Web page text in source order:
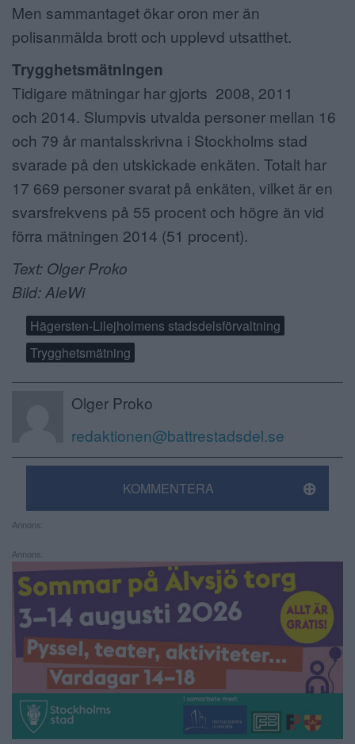
Men sammantaget ökar oron mer än
polisanmälda brott och upplevd utsatthet.
Trygghetsmätningen
Tidigare mätningar har gjorts 2008, 2011
och 2014. Slumpvis utvalda personer mellan 16
och 79 år mantalsskrivna i Stockholms stad
svarade på den utskickade enkäten. Totalt har
17 669 personer svarat på enkäten, vilket är en
svarsfrekvens på 55 procent och högre än vid
förra mätningen 2014 (51 procent).
Text: Olger Proko
Bild: AleWi
Hägersten-Lilejholmens stadsdelsförvaltning
Trygghetsmätning
Olger Proko
redaktionen@battrestadsdel.se
KOMMENTERA
Annons:
Annons: